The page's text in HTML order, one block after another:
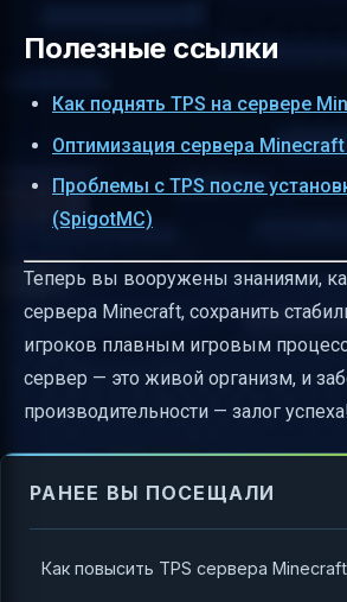
Полезные ссылки
Как поднять TPS на сервере
Оптимизация сервера
Проблемы с TPS после
(SpigotMC)
Теперь вы вооружены знаниями,
сервера Minecraft, сохранить
игроков плавным игровым
сервер — это живой организм, и
производительности — залог
РАНЕЕ ВЫ ПОСЕЩАЛИ